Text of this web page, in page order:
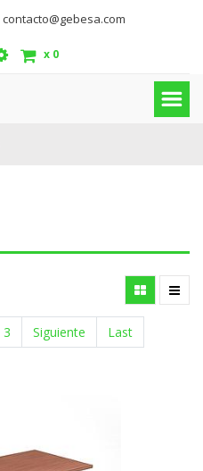
contacto@gebesa.com
x 0
3 Siguiente Last